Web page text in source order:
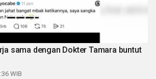
sama dengan Dokter Tamara buntut
WIB